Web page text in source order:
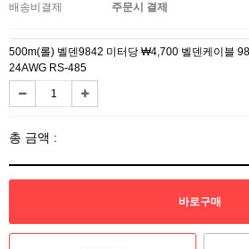
배송비결제
주문시 결제
500m(롤) 벨덴9842 미터당 ₩4,700 벨덴케이블
24AWG RS-485
총 금액 :